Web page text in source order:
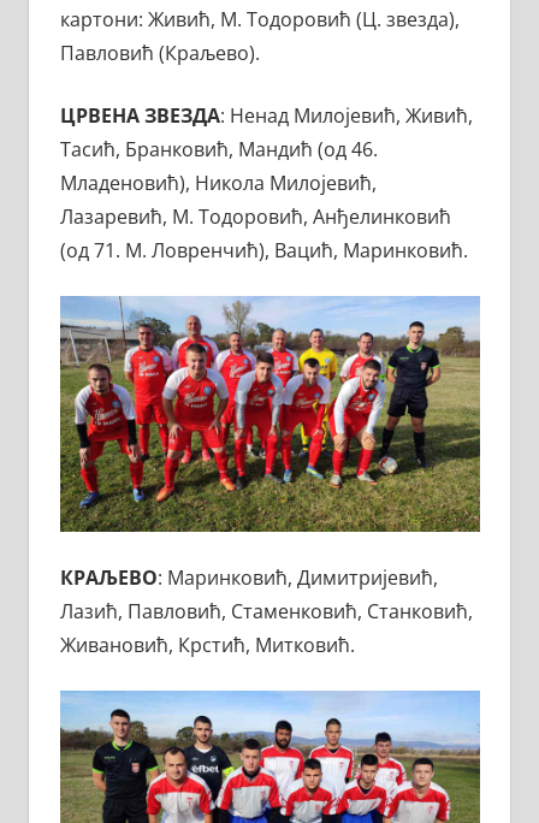
картони: Живић, М. Тодоровић (Ц. звезда),
Павловић (Краљево).
ЦРВЕНА ЗВЕЗДА: Ненад Милојевић, Живић,
Тасић, Бранковић, Мандић (од 46.
Младеновић), Никола Милојевић,
Лазаревић, М. Тодоровић, Анђелинковић
(од 71. М. Ловренчић), Вацић, Маринковић.
КРАЉЕВО: Маринковић, Димитријевић,
Лазић, Павловић, Стаменковић, Станковић,
Живановић, Крстић, Митковић.